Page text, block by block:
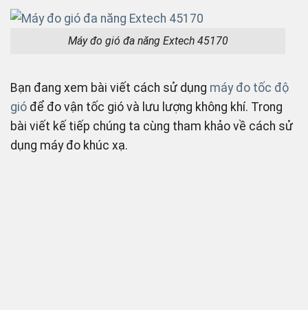
Máy đo gió đa năng Extech 45170
Bạn đang xem bài viết cách sử dụng máy đo tốc độ
gió để đo vận tốc gió và lưu lượng không khí. Trong
bài viết kế tiếp chúng ta cùng tham khảo về cách sử
dụng máy đo khúc xạ.